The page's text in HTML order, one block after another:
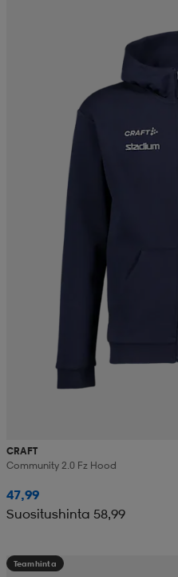
CRAFT
Community 2.0 Fz Hood
47,99
Suositushinta 58,99
Teamhinta